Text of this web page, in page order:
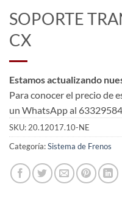
SOPORTE
CX
Estamos actualizando
Para conocer el precio de
un WhatsApp al
SKU: 20.12017.10-NE
Categoría:Sistema de Frenos